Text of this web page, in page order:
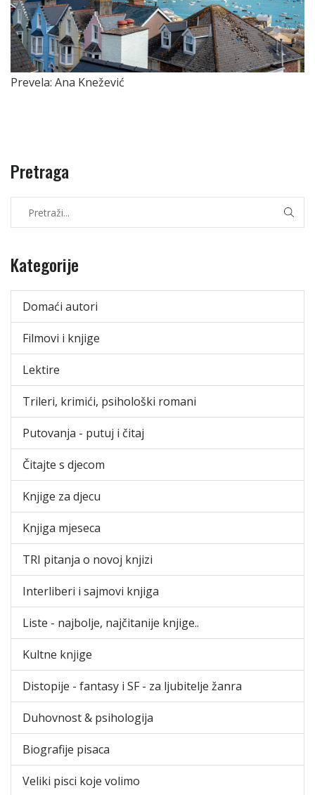
Prevela: Ana Knežević
Pretraga
Kategorije
Domaći autori
Filmovi i knjige
Lektire
Trileri, krimići, psihološki romani
Putovanja - putuj i čitaj
Čitajte s djecom
Knjige za djecu
Knjiga mjeseca
TRI pitanja o novoj knjizi
Interliberi i sajmovi knjiga
Liste - najbolje, najčitanije knjige..
Kultne knjige
Distopije - fantasy i SF - za ljubitelje žanra
Duhovnost & psihologija
Biografije pisaca
Veliki pisci koje volimo